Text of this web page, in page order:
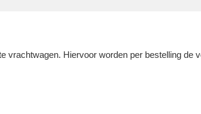
Hiervoor worden per bestelling de